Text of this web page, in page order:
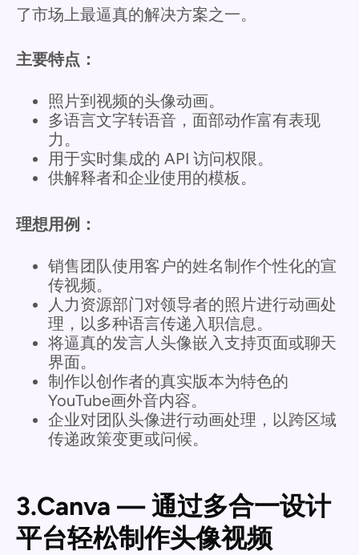
了市场上最逼真的解决方案之一。
主要特点：
照片到视频的头像动画。
多语言文字转语音，面部动作富有表现
力。
用于实时集成的 API 访问权限。
供解释者和企业使用的模板。
理想用例：
销售团队使用客户的姓名制作个性化的宣
传视频。
人力资源部门对领导者的照片进行动画处
理，以多种语言传递入职信息。
将逼真的发言人头像嵌入支持页面或聊天
界面。
制作以创作者的真实版本为特色的
YouTube画外音内容。
企业对团队头像进行动画处理，以跨区域
传递政策变更或问候。
3.Canva — 通过多合一设计
平台轻松制作头像视频